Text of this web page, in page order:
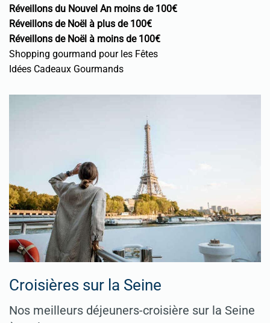
Réveillons du Nouvel An moins de 100€
Réveillons de Noël à plus de 100€
Réveillons de Noël à moins de 100€
Shopping gourmand pour les Fêtes
Idées Cadeaux Gourmands
Croisières sur la Seine
Nos meilleurs déjeuners-croisière sur la Seine